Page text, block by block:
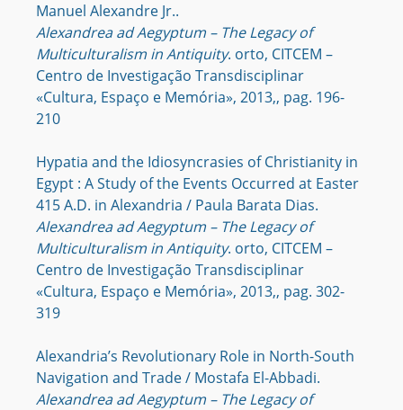
Manuel Alexandre Jr..
Alexandrea ad Aegyptum – The Legacy of
Multiculturalism in Antiquity. orto, CITCEM –
Centro de Investigação Transdisciplinar
«Cultura, Espaço e Memória», 2013,, pag. 196-
210
Hypatia and the Idiosyncrasies of Christianity in
Egypt : A Study of the Events Occurred at Easter
415 A.D. in Alexandria / Paula Barata Dias.
Alexandrea ad Aegyptum – The Legacy of
Multiculturalism in Antiquity. orto, CITCEM –
Centro de Investigação Transdisciplinar
«Cultura, Espaço e Memória», 2013,, pag. 302-
319
Alexandria’s Revolutionary Role in North-South
Navigation and Trade / Mostafa El-Abbadi.
Alexandrea ad Aegyptum – The Legacy of